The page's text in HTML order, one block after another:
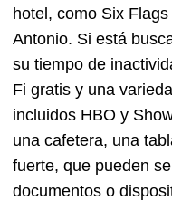
hotel, como Six
Antonio. Si está
su tiempo de
Fi gratis y una
incluidos HBO y
una cafetera, una
fuerte, que pueden
documentos o